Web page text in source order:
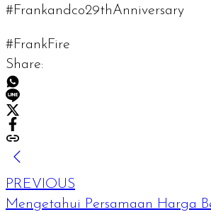
#Frankandco29thAnniversary
#FrankFire
Share:
PREVIOUS
Mengetahui Persamaan Harga